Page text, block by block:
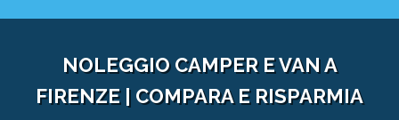
NOLEGGIO CAMPER E VAN A
FIRENZE | COMPARA E RISPARMIA